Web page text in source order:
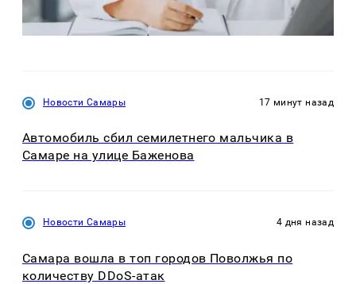
Новости Самары 17 минут назад
Автомобиль сбил семилетнего мальчика в
Самаре на улице Баженова
Новости Самары 4 дня назад
Самара вошла в топ городов Поволжья по
количеству DDoS-атак